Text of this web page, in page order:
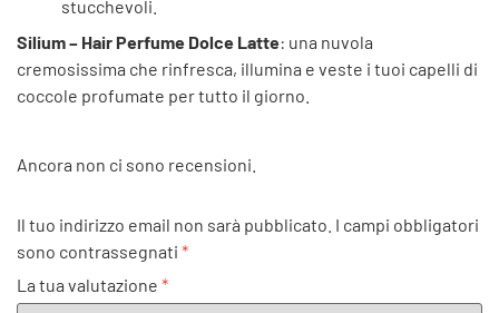
stucchevoli.
Silium – Hair Perfume Dolce Latte: una nuvola
cremosissima che rinfresca, illumina e veste i tuoi capelli di
coccole profumate per tutto il giorno.
Ancora non ci sono recensioni.
Il tuo indirizzo email non sarà pubblicato. I campi obbligatori
sono contrassegnati *
La tua valutazione *